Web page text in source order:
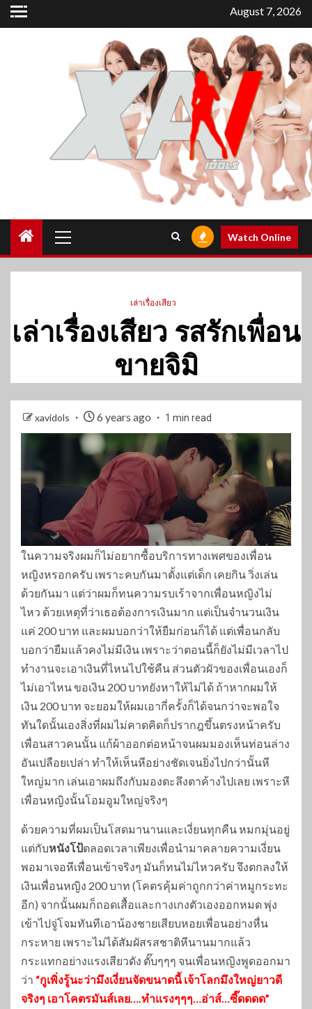
Skip
to
August 7, 2026
Menu
Watch Online
เล่าเรื่องเสียว
เล่าเรื่องเสียว รสรักเพื่อน
ขายจิมิ
xavidols 6 years ago 1 min read
ในความจริงผมก็ไม่อยากซื้อบริการทางเพศของเพื่อน
หญิงหรอกครับ เพราะคบกันมาตั้งแต่เด็ก เคยกิน วิ่งเล่น
ด้วยกันมา แต่ว่าผมก็ทนความรบเร้าจากเพื่อนหญิงไม่
ไหว ด้วยเหตุที่ว่าเธอต้องการเงินมาก แต่เป็นจำนวนเงิน
แค่ 200 บาท และผมบอกว่าให้ยืมก่อนก็ได้ แต่เพื่อนกลับ
บอกว่ายืมแล้วคงไม่มีเงิน เพราะว่าตอนนี้ก็ยังไม่มีเวลาไป
ทำงานจะเอาเงินที่ไหนไปใช้คืน ส่วนตัวผัวของเพื่อนเองก็
ไม่เอาไหน ขอเงิน 200 บาทยังหาให้ไม่ได้ ถ้าหากผมให้
เงิน 200 บาท จะยอมให้ผมเอากี่ครั้งก็ได้จนกว่าจะพอใจ
ทันใดนั้นเองสิ่งที่ผมไม่คาดคิดก็ปรากฎขึ้นตรงหน้าครับ
เพื่อนสาวคนนั้น แก้ผ้าออกต่อหน้าจนผมมองเห็นท่อนล่าง
อันเปลือยเปล่า ทำให้เห็นหีอย่างชัดเจนยิ่งไปกว่านั้นหี
ใหญ่มาก เล่นเอาผมถึงกับมองตะลึงตาค้างไปเลย เพราะหี
เพื่อนหญิงนั้นโอมอูมใหญ่จริงๆ
ด้วยความที่ผมเป็นโสดมานานและเงี่ยนทุกคืน หมกมุ่นอยู่
แต่กับหนังโป้ตลอดเวลาเพียงเพื่อนำมาคลายความเงี่ยน
พอมาเจอหีเพื่อนเข้าจริงๆ มันก็ทนไม่ไหวครับ จึงตกลงให้
เงินเพื่อนหญิง 200 บาท (โคตรคุ้มค่าถูกกว่าค่าหมูกระทะ
อีก) จากนั้นผมก็ถอดเสื้อและกางเกงตัวเองออกหมด พุ่ง
เข้าไปจู่โจมทันทีเอาน้องชายเสียบหอยเพื่อนอย่างหื่น
กระหาย เพราะไม่ได้สัมผัสรสชาติหีนานมากแล้ว
กระแทกอย่างแรงเสียวดัง ตั๊บๆๆๆ จนเพื่อนหญิงพูดออกมา
ว่า “กูเพิ่งรู้นะว่ามึงเงี่ยนจัดขนาดนี้ เจ้าโลกมึงใหญ่ยาวดี
จริงๆ เอาโคตรมันส์เลย….ทำแรงๆๆๆ…อ่าส์…ซี๊ดดดด”